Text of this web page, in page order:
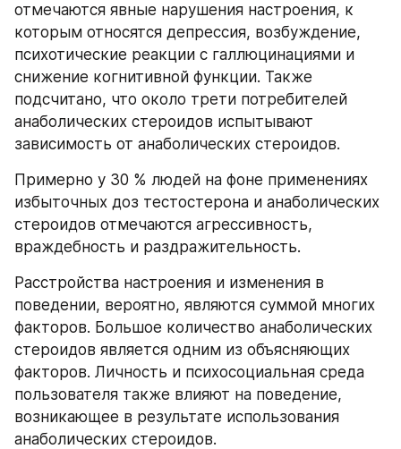
отмечаются явные нарушения настроения, к
которым относятся депрессия, возбуждение,
психотические реакции с галлюцинациями и
снижение когнитивной функции. Также
подсчитано, что около трети потребителей
анаболических стероидов испытывают
зависимость от анаболических стероидов.
Примерно у 30 % людей на фоне применениях
избыточных доз тестостерона и анаболических
стероидов отмечаются агрессивность,
враждебность и раздражительность.
Расстройства настроения и изменения в
поведении, вероятно, являются суммой многих
факторов. Большое количество анаболических
стероидов является одним из объясняющих
факторов. Личность и психосоциальная среда
пользователя также влияют на поведение,
возникающее в результате использования
анаболических стероидов.